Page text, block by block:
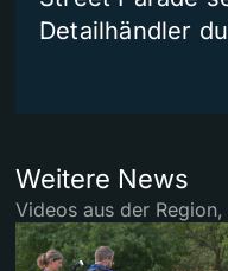
Detailhändler
Weitere News
Videos aus der